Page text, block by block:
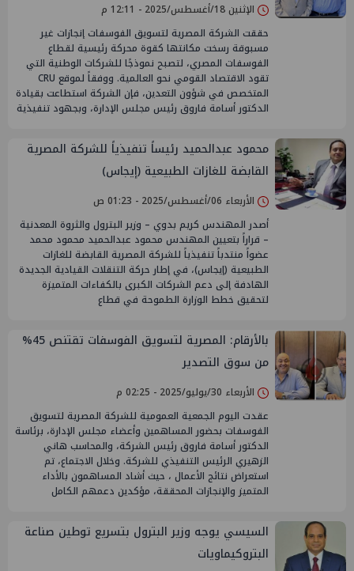
الإثنين 18/أغسطس/2025 - 12:11 م
حققت الشركة المصرية لتسويق الفوسفات إنجازات غير
مسبوقة رسخت مكانتها كقوة محركة رئيسية لقطاع
الفوسفات المصري، لتصبح نموذجًا للشركات الوطنية التي
تقود الاقتصاد القومي نحو العالمية. ووفقاً لموقع CRU
المتخصص في شؤون التعدين، فإن الشركة استطاعت بقيادة
الدكتور أسامة فاروق رئيس مجلس الإدارة، وبجهود تنفيذية
محمود عبدالحميد رئيساً تنفيذياً للشركة المصرية
القابضة للغازات الطبيعية (إيجاس)
الأربعاء 06/أغسطس/2025 - 01:23 ص
أصدر المهندس كريم بدوي – وزير البترول والثروة المعدنية
– قراراً بتعيين المهندس محمود عبدالحميد محمود محمد
عضواً منتدباً تنفيذياً للشركة المصرية القابضة للغازات
الطبيعية (إيجاس)، في إطار حركة التنقلات القيادية الجديدة
الهادفة إلى دعم الشركات الكبرى بالكفاءات المتميزة
لتحقيق خطط الوزارة الطموحة في قطاع
بالأرقام: المصرية لتسويق الفوسفات تقتنص ‎%‎45
من سوق التصدير
الأربعاء 30/يوليو/2025 - 02:25 م
عقدت اليوم الجمعية العمومية للشركة المصرية لتسويق
الفوسفات بحضور المساهمين وأعضاء مجلس الإدارة، برئاسة
الدكتور أسامة فاروق رئيس الشركة، والمحاسب هاني
الزهيري الرئيس التنفيذي للشركة. وخلال الاجتماع، تم
استعراض نتائج الأعمال ، حيث أشاد المساهمون بالأداء
المتميز والإنجازات المحققة، مؤكدين دعمهم الكامل
السيسي يوجه وزير البترول بتسريع توطين صناعة
البتروكيماويات